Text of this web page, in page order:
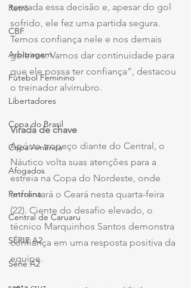
Retrô
CBF
Arbitragem
Futebol Feminino
Libertadores
Copa do Brasil
Copa América
Afogados
Petrolina
Central de Caruaru
SÉRIE A2
Série A2
tomada essa decisão e, apesar do gol
sofrido, ele fez uma partida segura.
Temos confiança nele e nos demais
goleiros. Vamos dar continuidade para
que ele possa ter confiança”, destacou
o treinador alvirrubro.
Virada de chave
Após o tropeço diante do Central, o
Náutico volta suas atenções para a
estreia na Copa do Nordeste, onde
enfrentará o Ceará nesta quarta-feira
(22). Ciente do desafio elevado, o
técnico Marquinhos Santos demonstra
confiança em uma resposta positiva da
equipe.